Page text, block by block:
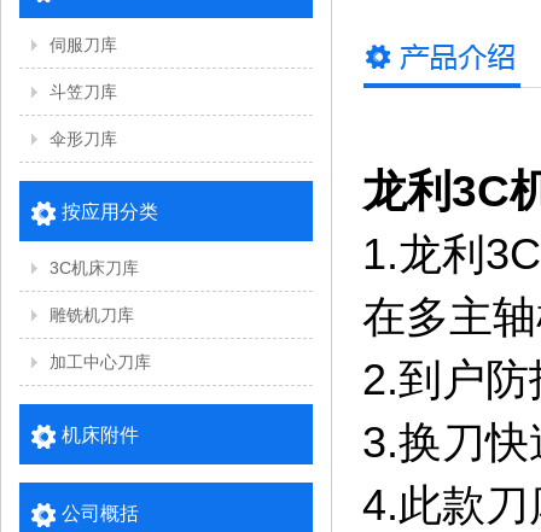
伺服刀库
斗笠刀库
伞形刀库
按应用分类
3C机床刀库
雕铣机刀库
加工中心刀库
机床附件
公司概括
龙利3C
1.龙利
在多主
2.到户
3.换刀
4.此款